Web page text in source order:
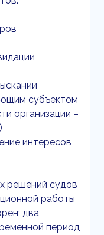
субъектом
организации –
интересов
решений судов
работы
два
период